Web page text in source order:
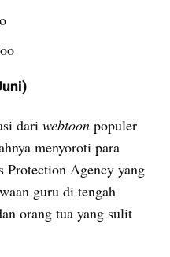
dari webtoon populer
menyoroti para
Protection Agency yang
guru di tengah
orang tua yang sulit